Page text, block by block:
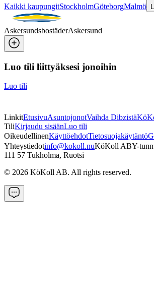
Kaikki kaupungitStockholmGöteborgMalmö
AskersundsbostäderAskersund
Luo tili liittyäksesi jonoihin
Luo tili
LinkitEtusivuAsuntojonotVaihda Dibzistä
TiliKirjaudu sisäänLuo tili
OikeudellinenKäyttöehdotTietosuojakäytäntö
Yhteystiedotinfo@kokoll.nuKöKoll ABY-
111 57 Tukholma, Ruotsi
© 2026 KöKoll AB. All rights reserved.